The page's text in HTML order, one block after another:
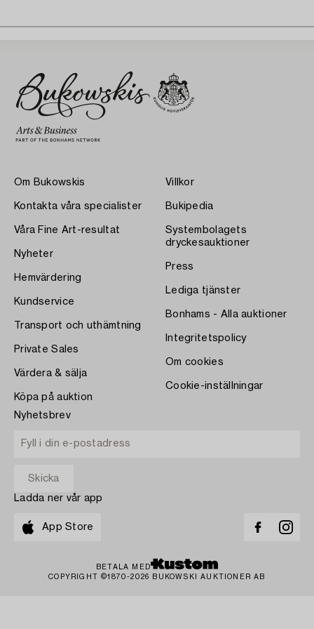
Om Bukowskis
Kontakta våra specialister
Våra Fine Art-resultat
Nyheter
Hemvärdering
Kundservice
Transport och uthämtning
Private Sales
Värdera & sälja
Köpa på auktion
Villkor
Bukipedia
Systembolagets
dryckesauktioner
Press
Lediga tjänster
Bonhams - Alla auktioner
Integritetspolicy
Om cookies
Cookie-inställningar
Nyhetsbrev
Ladda ner vår app
App Store
BETALA MED
COPYRIGHT ©1870-2026 BUKOWSKI AUKTIONER AB